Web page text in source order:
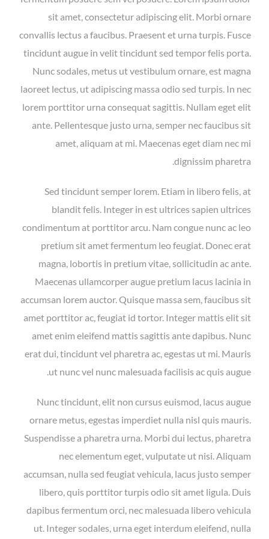
sit amet, consectetur adipiscing elit. Morbi ornare
convallis lectus a faucibus. Praesent et urna turpis. Fusce
tincidunt augue in velit tincidunt sed tempor felis porta.
Nunc sodales, metus ut vestibulum ornare, est magna
laoreet lectus, ut adipiscing massa odio sed turpis. In nec
lorem porttitor urna consequat sagittis. Nullam eget elit
ante. Pellentesque justo urna, semper nec faucibus sit
amet, aliquam at mi. Maecenas eget diam nec mi
dignissim pharetra.
Sed tincidunt semper lorem. Etiam in libero felis, at
blandit felis. Integer in est ultrices sapien ultrices
condimentum at porttitor arcu. Nam congue nunc ac leo
pretium sit amet fermentum leo feugiat. Donec erat
magna, lobortis in pretium vitae, sollicitudin ac ante.
Maecenas ullamcorper augue pretium lacus lacinia in
accumsan lorem auctor. Quisque massa sem, faucibus sit
amet porttitor ac, feugiat id tortor. Integer mattis elit sit
amet enim eleifend mattis sagittis ante dapibus. Nunc
erat dui, tincidunt vel pharetra ac, egestas ut mi. Mauris
ut nunc vel nunc malesuada facilisis ac quis augue.
Nunc tincidunt, elit non cursus euismod, lacus augue
ornare metus, egestas imperdiet nulla nisl quis mauris.
Suspendisse a pharetra urna. Morbi dui lectus, pharetra
nec elementum eget, vulputate ut nisi. Aliquam
accumsan, nulla sed feugiat vehicula, lacus justo semper
libero, quis porttitor turpis odio sit amet ligula. Duis
dapibus fermentum orci, nec malesuada libero vehicula
ut. Integer sodales, urna eget interdum eleifend, nulla